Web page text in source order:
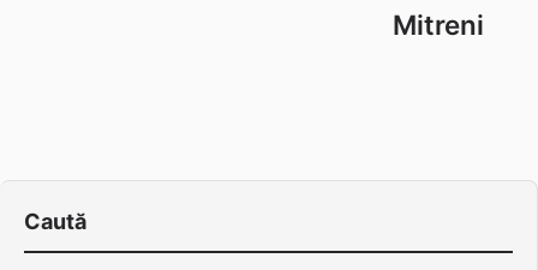
Mitreni
Caută